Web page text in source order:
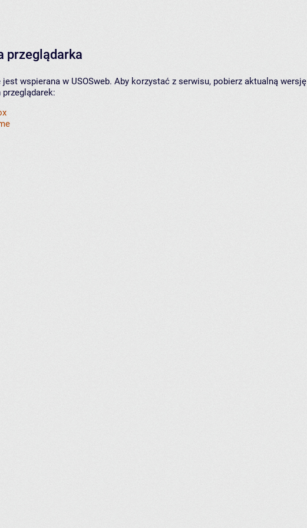
przeglądarka
jest wspierana w USOSweb. Aby korzystać z serwisu, pobierz aktualną wersję